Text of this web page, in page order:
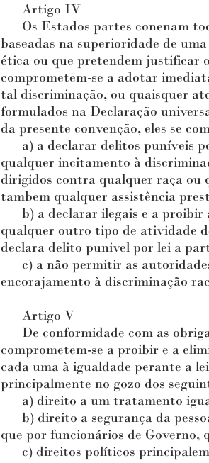
Artigo IV
Os Estados partes conenam
baseadas na superioridade de
ética ou que pretendem justificar
comprometem-se a adotar
tal discriminação, ou quaisquer
formulados na Declaração
da presente convenção, eles se
a) a declarar delitos puníveis
qualquer incitamento à
dirigidos contra qualquer raça ou
tambem qualquer assistência
b) a declarar ilegais e a proibir
qualquer outro tipo de atividade
declara delito punivel por lei a
c) a não permitir as
encorajamento à discriminação
Artigo V
De conformidade com as
comprometem-se a proibir e a
cada uma à igualdade perante a
principalmente no gozo dos
a) direito a um tratamento
b) direito a segurança da
que por funcionários de
c) direitos políticos